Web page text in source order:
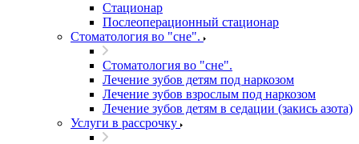
Стационар
Послеоперационный стационар
Стоматология во "сне".
Стоматология во "сне".
Лечение зубов детям под наркозом
Лечение зубов взрослым под наркозом
Лечение зубов детям в седации (закись азота)
Услуги в рассрочку